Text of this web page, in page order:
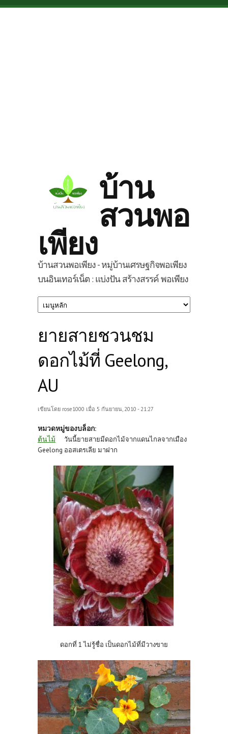
Skip to main content
บ้าน
สวนพอ
เพียง
บ้านสวนพอเพียง - หมู่บ้านเศรษฐกิจพอเพียง
บนอินเทอร์เน็ต : แบ่งปัน สร้างสรรค์ พอเพียง
ยายสายชวนชม
ดอกไม้ที่ Geelong,
AU
เขียนโดย rose1000 เมื่อ 5 กันยายน, 2010 - 21:27
หมวดหมู่ของบล็อก:
ต้นไม้
วันนี้ยายสายมีดอกไม้จากแดนไกลจากเมือง
Geelong ออสเตรเลีย มาฝาก
ดอกที่ 1 ไม่รู้ชื่อ เป็นดอกไม้ที่มีวางขาย